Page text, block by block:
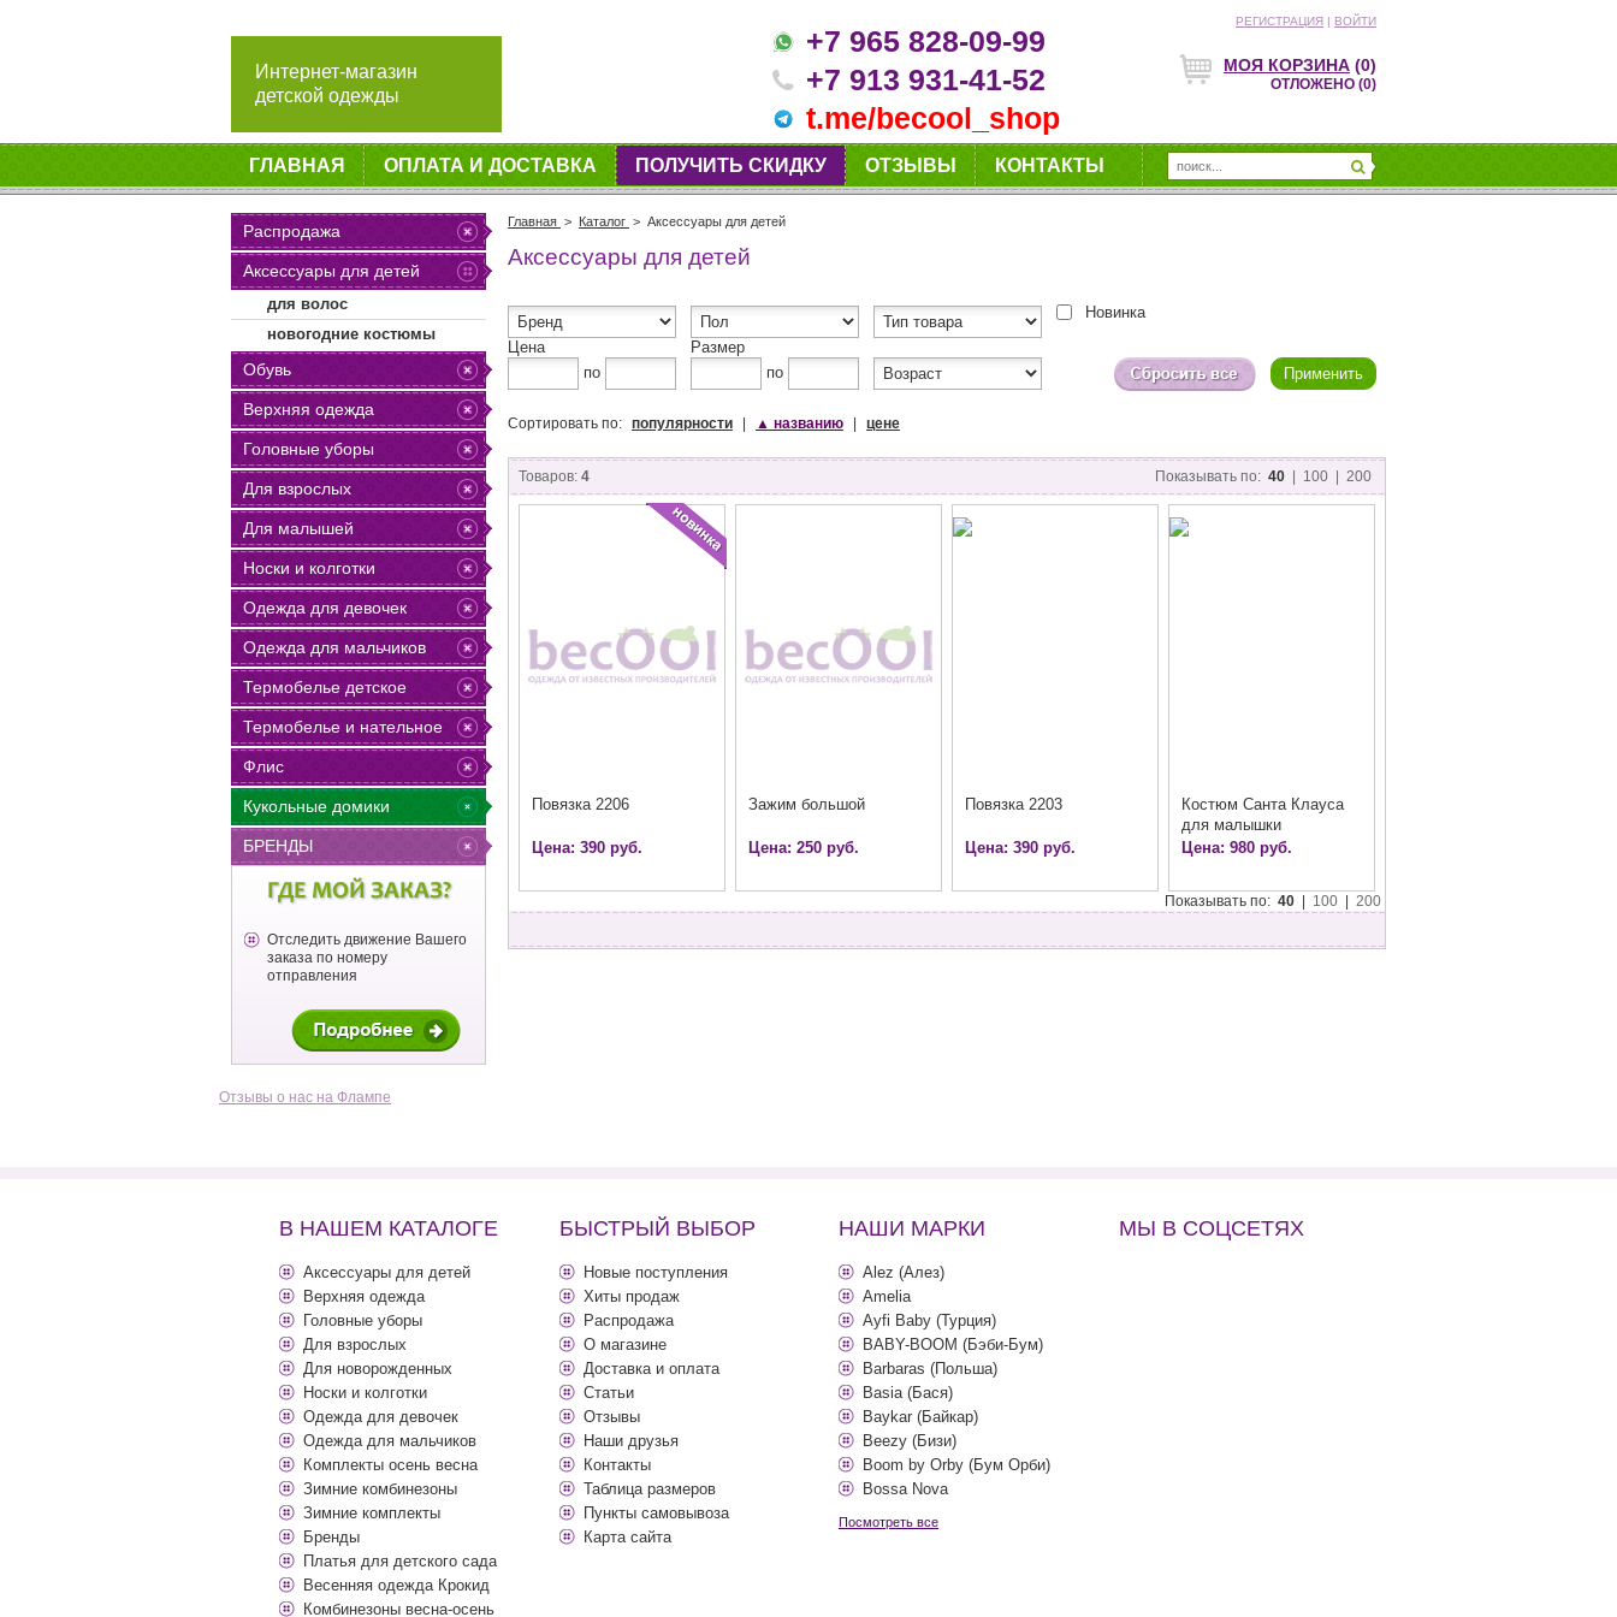
РЕГИСТРАЦИЯ | ВОЙТИ
Интернет-магазин
детской одежды
МОЯ КОРЗИНА (0)
ОТЛОЖЕНО (0)
+7 965 828-09-99
+7 913 931-41-52
t.me/becool_shop
ГЛАВНАЯ ОПЛАТА И ДОСТАВКА ПОЛУЧИТЬ СКИДКУ ОТЗЫВЫ КОНТАКТЫ
Главная > Каталог > Аксессуары для детей
Аксессуары для детей
Распродажа
Аксессуары для детей
для волос
новогодние костюмы
Обувь
Верхняя одежда
Головные уборы
Для взрослых
Для малышей
Носки и колготки
Одежда для девочек
Одежда для мальчиков
Термобелье детское
Термобелье и нательное
Флис
Кукольные домики
БРЕНДЫ
Новинка
Цена
по
Размер
по
Сортировать по: популярности ▲ названию цене
Товаров: 4 Показывать по: 40 100 200
Повязка 2206
Цена: 390 руб.
Зажим большой
Цена: 250 руб.
Повязка 2203
Цена: 390 руб.
Костюм Санта Клауса
для малышки
Цена: 980 руб.
Показывать по: 40 100 200
ГДЕ МОЙ ЗАКАЗ?
Отследить движение Вашего
заказа по номеру
отправления
Отзывы о нас на Флампе
В НАШЕМ КАТАЛОГЕ
Аксессуары для детей
Верхняя одежда
Головные уборы
Для взрослых
Для новорожденных
Носки и колготки
Одежда для девочек
Одежда для мальчиков
Комплекты осень весна
Зимние комбинезоны
Зимние комплекты
Бренды
Платья для детского сада
Весенняя одежда Крокид
Комбинезоны весна-осень
БЫСТРЫЙ ВЫБОР
Новые поступления
Хиты продаж
Распродажа
О магазине
Доставка и оплата
Статьи
Отзывы
Наши друзья
Контакты
Таблица размеров
Пункты самовывоза
Карта сайта
НАШИ МАРКИ
Alez (Алез)
Amelia
Ayfi Baby (Турция)
BABY-BOOM (Бэби-Бум)
Barbaras (Польша)
Basia (Бася)
Baykar (Байкар)
Beezy (Бизи)
Boom by Orby (Бум Орби)
Bossa Nova
Посмотреть все
МЫ В СОЦСЕТЯХ